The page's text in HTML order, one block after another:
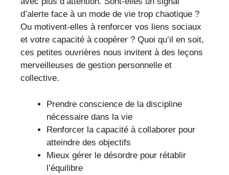
d’alerte face à un mode de vie trop chaotique ?
Ou motivent-elles à renforcer vos liens sociaux
et votre capacité à coopérer ? Quoi qu’il en soit,
ces petites ouvrières nous invitent à des leçons
merveilleuses de gestion personnelle et
collective.
Prendre conscience de la discipline
nécessaire dans la vie
Renforcer la capacité à collaborer pour
atteindre des objectifs
Mieux gérer le désordre pour rétablir
l’équilibre